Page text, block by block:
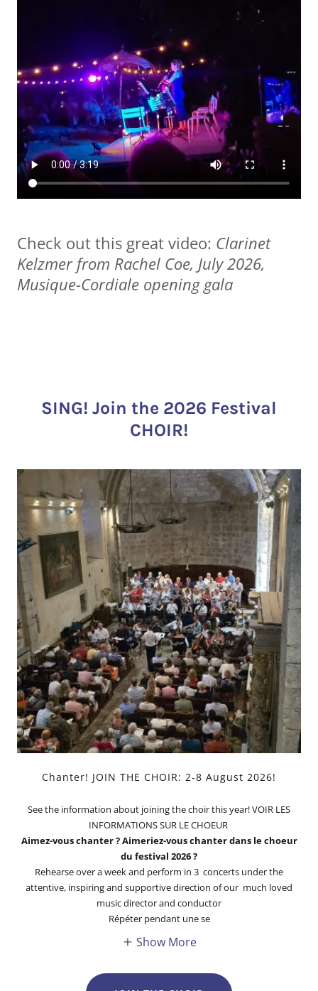
Check out this great video: Clarinet
Kelzmer from Rachel Coe, July 2026,
Musique-Cordiale opening gala
SING! Join the 2026 Festival
CHOIR!
Chanter! JOIN THE CHOIR: 2-8 August 2026!
See the information about joining the choir this year! VOIR LES
INFORMATIONS SUR LE CHOEUR
Aimez-vous chanter ? Aimeriez-vous chanter dans le choeur
du festival 2026 ?
Rehearse over a week and perform in 3 concerts under the
attentive, inspiring and supportive direction of our much loved
music director and conductor
Répéter pendant une se
Show More